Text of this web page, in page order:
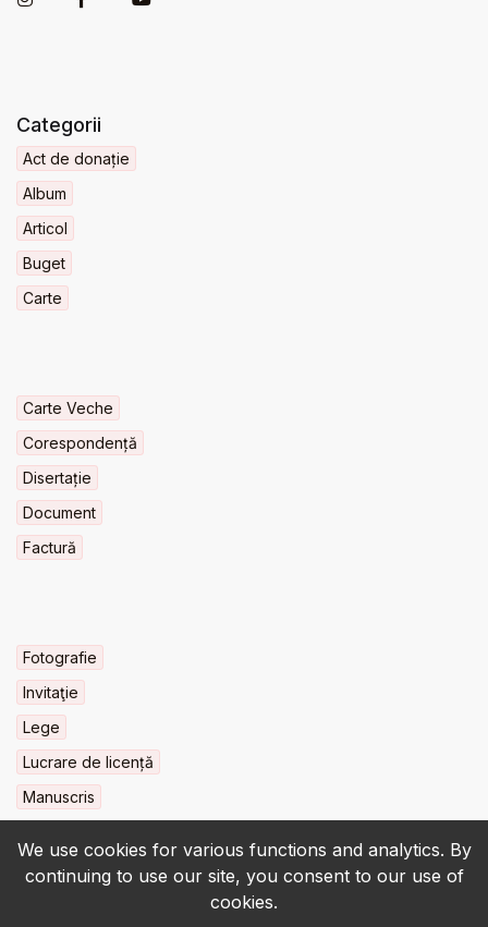
We use cookies for various functions and analytics. By
continuing to use our site, you consent to our use of
cookies.
Categorii
Act de donație
Album
Articol
Buget
Carte
Carte Veche
Corespondență
Disertație
Document
Factură
Fotografie
Invitaţie
Lege
Lucrare de licență
Manuscris